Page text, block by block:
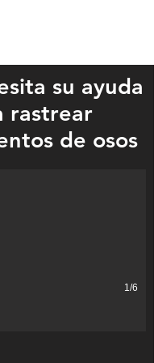
su ayuda
rastrear
de osos
rural Wadena snapped
1/6